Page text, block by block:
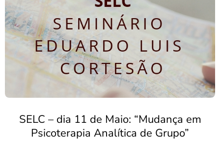
SELC – dia 11 de Maio: “Mudança em
Psicoterapia Analítica de Grupo”